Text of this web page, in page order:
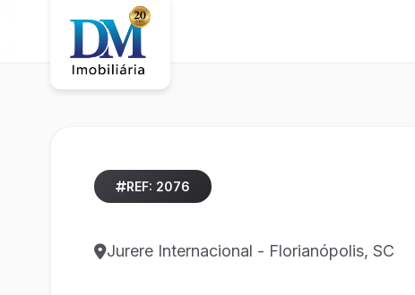
REF: 2076
Jurere Internacional - Florianópolis, SC